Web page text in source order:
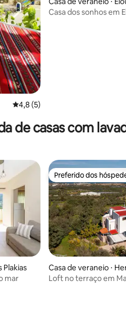
4,8 de uma avaliação média de 5,
4,8 (5)
Casa dos sonhos em
de casas com
Plakias
mar
Preferido dos
Preferido dos
Casa de veraneio ⋅
Loft no terraço em